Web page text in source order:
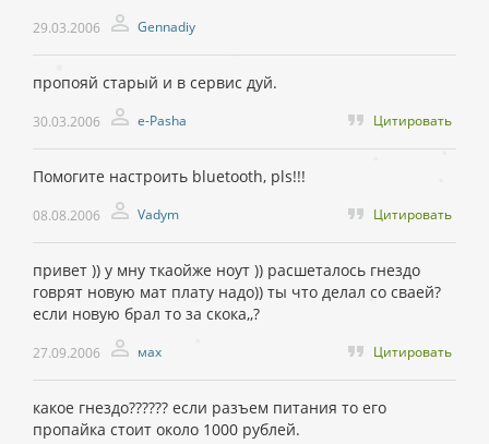
29.03.2006 Gennadiy
пропояй старый и в сервис дуй.
30.03.2006 e-Pasha Цитировать
Помогите настроить bluetooth, pls!!!
08.08.2006 Vadym Цитировать
привет )) у мну ткаойже ноут )) расшеталось гнездо
говрят новую мат плату надо)) ты что делал со сваей?
если новую брал то за скока,,?
27.09.2006 мах Цитировать
какое гнездо?????? если разъем питания то его
пропайка стоит около 1000 рублей.